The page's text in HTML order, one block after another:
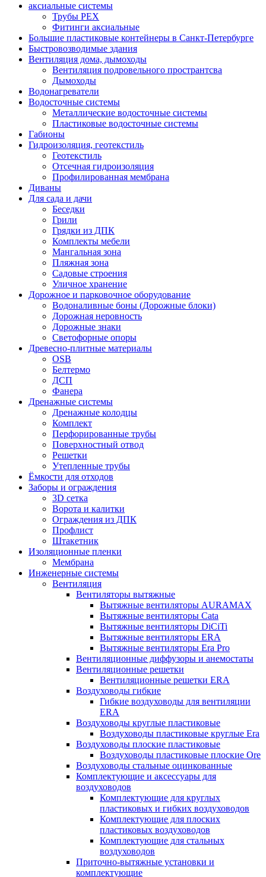
аксиальные системы
Трубы PEX
Фитинги аксиальные
Большие пластиковые контейнеры в Санкт-Петербурге
Быстровозводимые здания
Вентиляция дома, дымоходы
Вентиляция подровельного пространтсва
Дымоходы
Водонагреватели
Водосточные системы
Металлические водосточные системы
Пластиковые водосточные системы
Габионы
Гидроизоляция, геотекстиль
Геотекстиль
Отсечная гидроизоляция
Профилированная мембрана
Диваны
Для сада и дачи
Беседки
Грили
Грядки из ДПК
Комплекты мебели
Мангальная зона
Пляжная зона
Садовые строения
Уличное хранение
Дорожное и парковочное оборудование
Водоналивные боны (Дорожные блоки)
Дорожная неровность
Дорожные знаки
Светофорные опоры
Древесно-плитные материалы
OSB
Белтермо
ДСП
Фанера
Дренажные системы
Дренажные колодцы
Комплект
Перфорированные трубы
Поверхностный отвод
Решетки
Утепленные трубы
Ёмкости для отходов
Заборы и ограждения
3D сетка
Ворота и калитки
Ограждения из ДПК
Профлист
Штакетник
Изоляционные пленки
Мембрана
Инженерные системы
Вентиляция
Вентиляторы вытяжные
Вытяжные вентиляторы AURAMAX
Вытяжные вентиляторы Cata
Вытяжные вентиляторы DiCiTi
Вытяжные вентиляторы ERA
Вытяжные вентиляторы Era Pro
Вентиляционные диффузоры и анемостаты
Вентиляционные решетки
Вентиляционные решетки ERA
Воздуховоды гибкие
Гибкие воздуховоды для вентиляции
ERA
Воздуховоды круглые пластиковые
Воздуховоды пластиковые круглые Era
Воздуховоды плоские пластиковые
Воздуховоды пластиковые плоские Ore
Воздуховоды стальные оцинкованные
Комплектующие и аксессуары для
воздуховодов
Комплектующие для круглых
пластиковых и гибких воздуховодов
Комплектующие для плоских
пластиковых воздуховодов
Комплектующие для стальных
воздуховодов
Приточно-вытяжные установки и
комплектующие